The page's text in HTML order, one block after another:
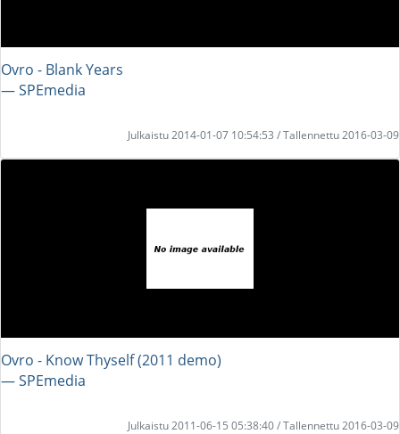
Ovro - Blank Years
― SPEmedia
Julkaistu 2014-01-07 10:54:53 / Tallennettu 2016-03-09
Ovro - Know Thyself (2011 demo)
― SPEmedia
Julkaistu 2011-06-15 05:38:40 / Tallennettu 2016-03-09